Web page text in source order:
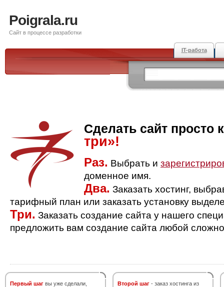
Poigrala.ru
Сайт в процессе разработки
IT-работа
Сделать сайт просто
три»!
Раз. Выбрать и
доменное имя.
Два. Заказать хостинг,
тарифный план или заказать установку
Три. Заказать создание сайта у нашего
предложить вам создание сайта любой
Первый шаг вы уже сделали,
Второй шаг - заказ хостинга из